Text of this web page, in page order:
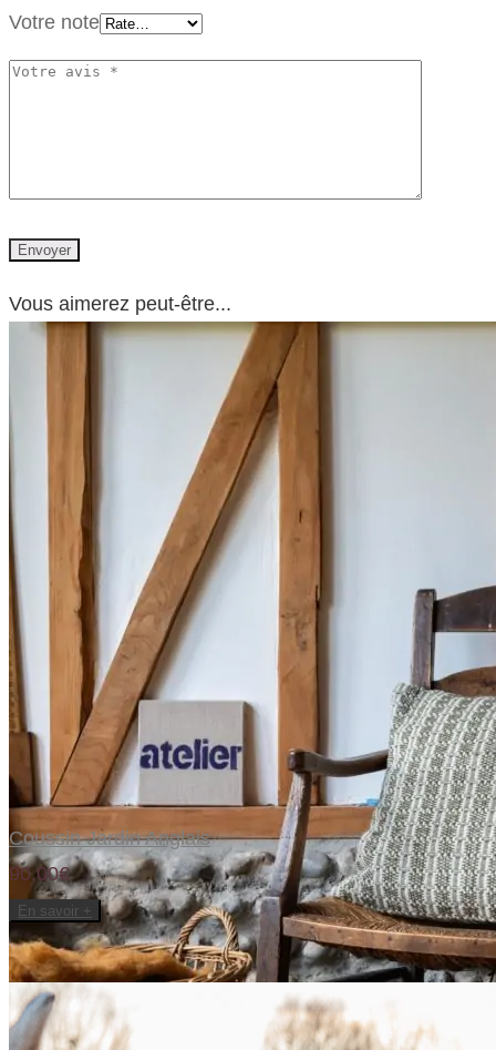
Votre note
Vous aimerez peut-être...
Coussin Jardin Anglais
90,00€
En savoir +